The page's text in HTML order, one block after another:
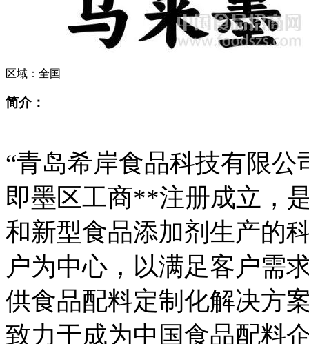
区域： 全国
简介：
“青岛希岸食品科技有限公
即墨区工商**注册成立，
和新型食品添加剂生产的
户为中心，以满足客户需
供食品配料定制化解决方
致力于成为中国食品配料